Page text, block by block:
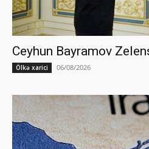
Ceyhun Bayramov
Ölkə xarici 06/08/2026